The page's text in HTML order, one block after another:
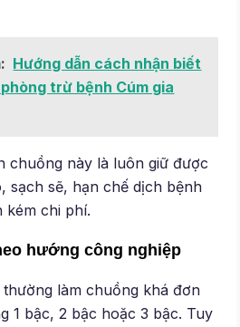
Hướng dẫn cách nhận biết
trừ bệnh Cúm gia
chuồng này là luôn giữ được
sạch sẽ, hạn chế dịch bệnh
kém chi phí.
hướng công nghiệp
làm chuồng khá đơn
1 bậc, 2 bậc hoặc 3 bậc. Tuy